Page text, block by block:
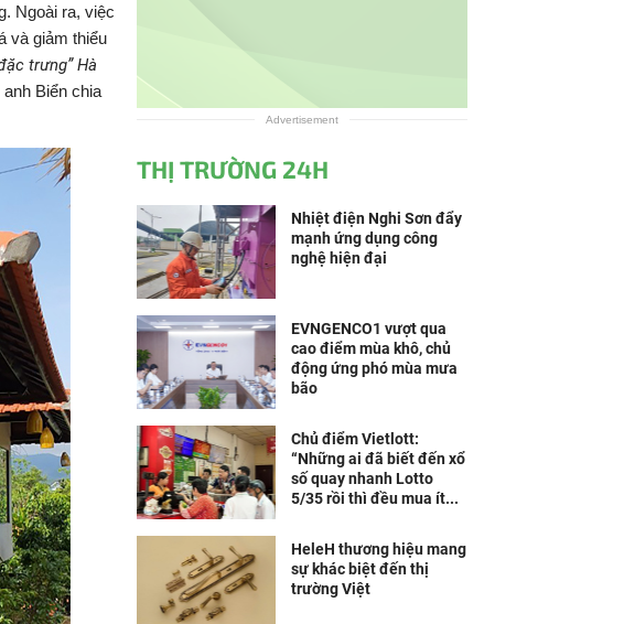
Ngoài ra, việc
và giảm thiểu
trưng” Hà
anh Biển chia
Advertisement
THỊ TRƯỜNG 24H
Nhiệt điện Nghi Sơn đẩy
mạnh ứng dụng công
nghệ hiện đại
EVNGENCO1 vượt qua
cao điểm mùa khô, chủ
động ứng phó mùa mưa
bão
Chủ điểm Vietlott:
“Những ai đã biết đến xổ
số quay nhanh Lotto
5/35 rồi thì đều mua ít...
HeleH thương hiệu mang
sự khác biệt đến thị
trường Việt